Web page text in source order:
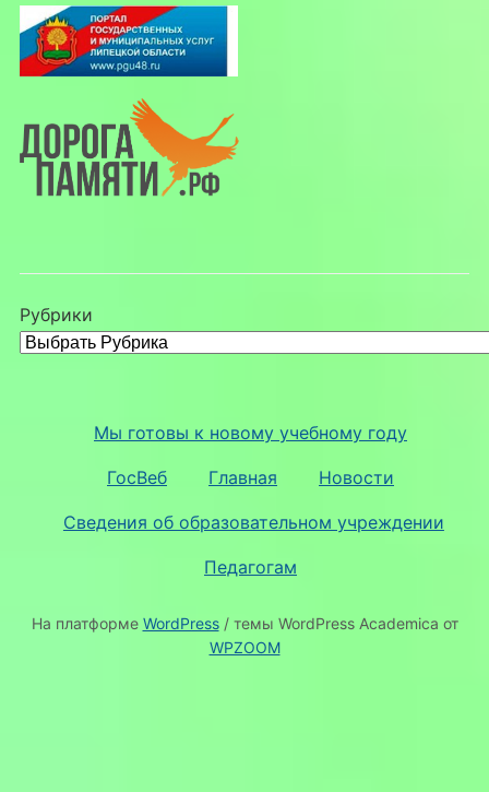
Рубрики
Мы готовы к новому учебному году
ГосВеб Главная Новости
Сведения об образовательном учреждении
Педагогам
На платформе WordPress/ темы WordPress Academica от
WPZOOM